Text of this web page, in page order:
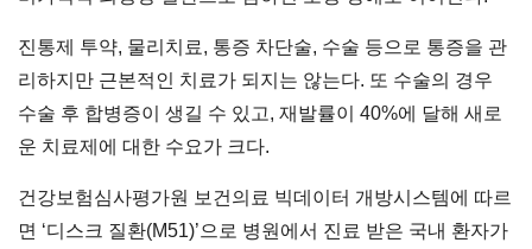
진통제 투약, 물리치료, 통증 차단술, 수술 등으로 통증을 관
리하지만 근본적인 치료가 되지는 않는다. 또 수술의 경우
수술 후 합병증이 생길 수 있고, 재발률이 40%에 달해 새로
운 치료제에 대한 수요가 크다.
건강보험심사평가원 보건의료 빅데이터 개방시스템에 따르
면 ‘디스크 질환(M51)’으로 병원에서 진료 받은 국내 환자가